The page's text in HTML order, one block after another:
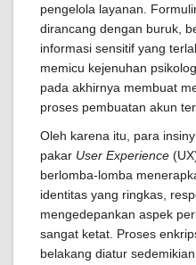
pengelola layanan.
dirancang dengan buruk,
informasi sensitif yang
memicu kejenuhan
pada akhirnya membuat
proses pembuatan akun
Oleh karena itu, para
pakar User Experience
berlomba-lomba
identitas yang ringkas,
mengedepankan aspek
sangat ketat. Proses
belakang diatur